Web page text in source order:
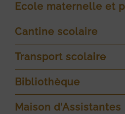
Ecole maternelle et
Cantine scolaire
Transport scolaire
Bibliothèque
Maison d’Assistantes